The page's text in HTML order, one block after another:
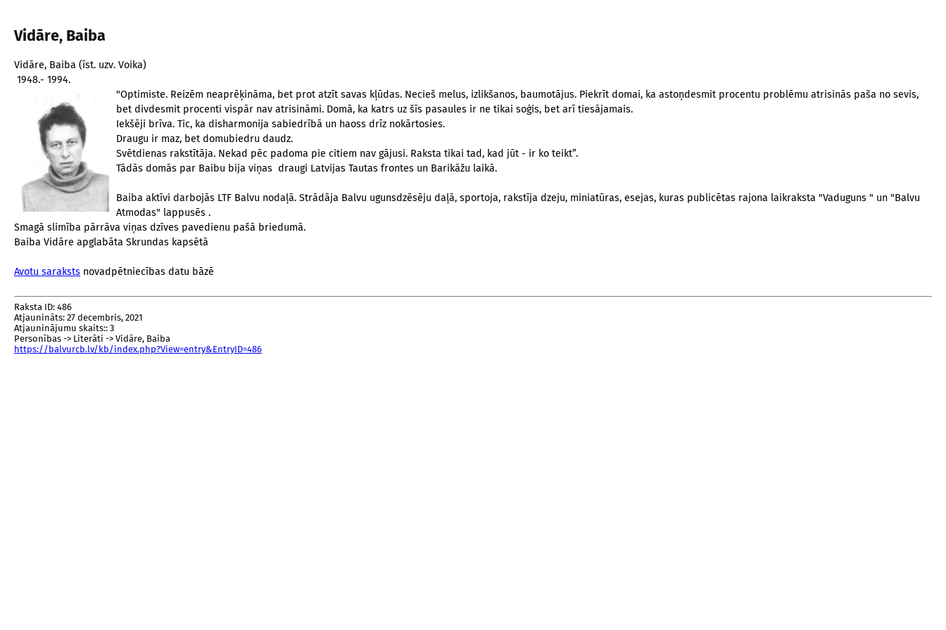
Vidāre, Baiba
Vidāre, Baiba (īst. uzv. Voika)
1948.- 1994.
"Optimiste. Reizēm neaprēķināma, bet prot atzīt savas kļūdas. Necieš melus, izlikšanos, baumotājus. Piekrīt domai, ka astoņdesmit procentu problēmu atrisinās paša no sevis,
bet divdesmit procenti vispār nav atrisināmi. Domā, ka katrs uz šīs pasaules ir ne tikai soģis, bet arī tiesājamais.
Iekšēji brīva. Tic, ka disharmonija sabiedrībā un haoss drīz nokārtosies.
Draugu ir maz, bet domubiedru daudz.
Svētdienas rakstītāja. Nekad pēc padoma pie citiem nav gājusi. Raksta tikai tad, kad jūt - ir ko teikt”.
Tādās domās par Baibu bija viņas draugi Latvijas Tautas frontes un Barikāžu laikā.
Baiba aktīvi darbojās LTF Balvu nodaļā. Strādāja Balvu ugunsdzēsēju daļā, sportoja, rakstīja dzeju, miniatūras, esejas, kuras publicētas rajona laikraksta "Vaduguns " un "Balvu
Atmodas" lappusēs .
Smagā slimība pārrāva viņas dzīves pavedienu pašā briedumā.
Baiba Vidāre apglabāta Skrundas kapsētā
Avotu saraksts novadpētniecības datu bāzē
Raksta ID: 486
Atjaunināts: 27 decembris, 2021
Atjauninājumu skaits:: 3
Personības -> Literāti -> Vidāre, Baiba
https://balvurcb.lv/kb/index.php?View=entry&EntryID=486